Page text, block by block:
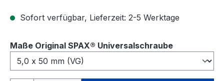
Sofort verfügbar, Lieferzeit: 2-5 Werktage
Maße Original SPAX® Universalschraubeauswählen